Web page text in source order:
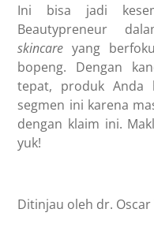
Ini bisa jadi
Beautypreneur
skincareyang
bopeng. Dengan
tepat, produk Anda
segmen ini karena
dengan klaim ini.
yuk!
Ditinjau oleh dr.